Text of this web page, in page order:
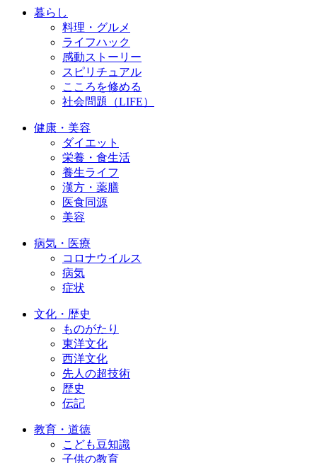
暮らし
料理・グルメ
ライフハック
感動ストーリー
スピリチュアル
こころを修める
社会問題（LIFE）
健康・美容
ダイエット
栄養・食生活
養生ライフ
漢方・薬膳
医食同源
美容
病気・医療
コロナウイルス
病気
症状
文化・歴史
ものがたり
東洋文化
西洋文化
先人の超技術
歴史
伝記
教育・道徳
こども豆知識
子供の教育